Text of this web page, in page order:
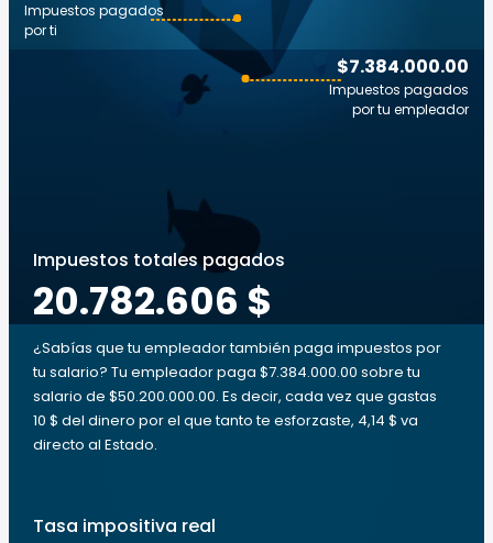
$7.384.000.00
Impuestos pagados
por tu empleador
Impuestos pagados
por ti
Impuestos totales pagados
20.782.606 $
¿Sabías que tu empleador también paga impuestos por
tu salario? Tu empleador paga $7.384.000.00 sobre tu
salario de $50.200.000.00. Es decir, cada vez que gastas
10 $ del dinero por el que tanto te esforzaste, 4,14 $ va
directo al Estado.
Tasa impositiva real